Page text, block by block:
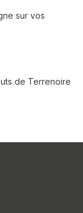
sur vos
de Terrenoire